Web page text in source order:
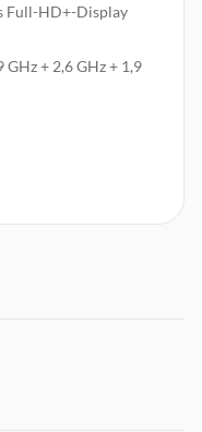
Full-HD+-Display
+ 2,6 GHz + 1,9
Beidou, Galileo,
(Nano-SIM / eSIM)